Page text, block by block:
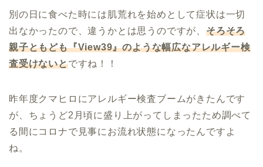
別の日に食べた時には肌荒れを始めとして症状は一切
出なかったので、違うかとは思うのですが、 そろそろ
親子ともども『View39』のような幅広なアレルギー検
査受けないとですね！！
昨年度クマヒロにアレルギー検査ブームがきたんです
が、ちょうど2月頃に盛り上がってしまったため調べて
る間にコロナで見事にお流れ状態になったんですよ
ね。